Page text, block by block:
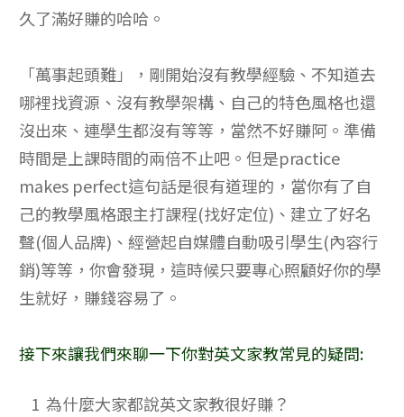
久了滿好賺的哈哈。
「萬事起頭難」，剛開始沒有教學經驗、不知道去
哪裡找資源、沒有教學架構、自己的特色風格也還
沒出來、連學生都沒有等等，當然不好賺阿。準備
時間是上課時間的兩倍不止吧。但是practice
makes perfect這句話是很有道理的，當你有了自
己的教學風格跟主打課程(找好定位)、建立了好名
聲(個人品牌)、經營起自媒體自動吸引學生(內容行
銷)等等，你會發現，這時候只要專心照顧好你的學
生就好，賺錢容易了。
接下來讓我們來聊一下你對英文家教常見的疑問:
1 為什麼大家都說英文家教很好賺？